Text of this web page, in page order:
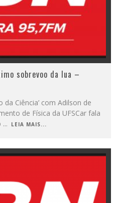
sobrevoo da lua –
da Ciência’ com Adilson de
de Física da UFSCar fala
... LEIA MAIS...